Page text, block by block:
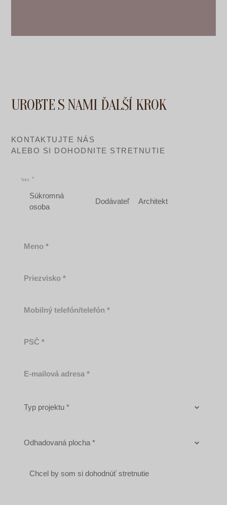
UROBTE S NAMI ĎALŠÍ KROK
KONTAKTUJTE NÁS
ALEBO SI DOHODNITE STRETNUTIE
Som
Súkromná
osoba
Dodávateľ Architekt
Meno
Priezvisko
Mobilný
PSČ
E-
Typ
projektu
Odhadovaná
Chcel by som si dohodnúť stretnutie